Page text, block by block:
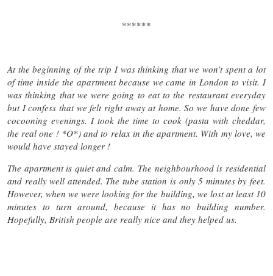
******
At the beginning of the trip I was thinking that we won’t spent a lot
of time inside the apartment because we came in London to visit. I
was thinking that we were going to eat to the restaurant everyday
but I confess that we felt right away at home. So we have done few
cocooning evenings. I took the time to cook (pasta with cheddar,
the real one ! *O*) and to relax in the apartment. With my love, we
would have stayed longer !
The apartment is quiet and calm. The neighbourhood is residential
and really well attended. The tube station is only 5 minutes by feet.
However, when we were looking for the building, we lost at least 10
minutes to turn around, because it has no building number.
Hopefully, British people are really nice and they helped us.